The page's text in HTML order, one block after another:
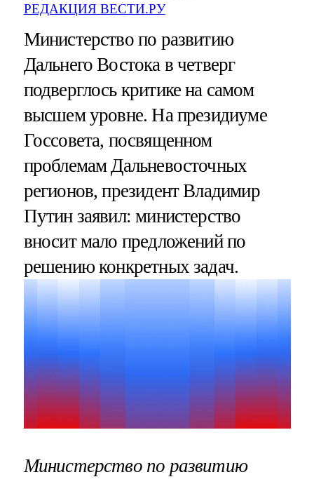
РЕДАКЦИЯ ВЕСТИ.РУ
Министерство по развитию
Дальнего Востока в четверг
подверглось критике на самом
высшем уровне. На президиуме
Госсовета, посвященном
проблемам Дальневосточных
регионов, президент Владимир
Путин заявил: министерство
вносит мало предложений по
решению конкретных задач.
Министерство по развитию